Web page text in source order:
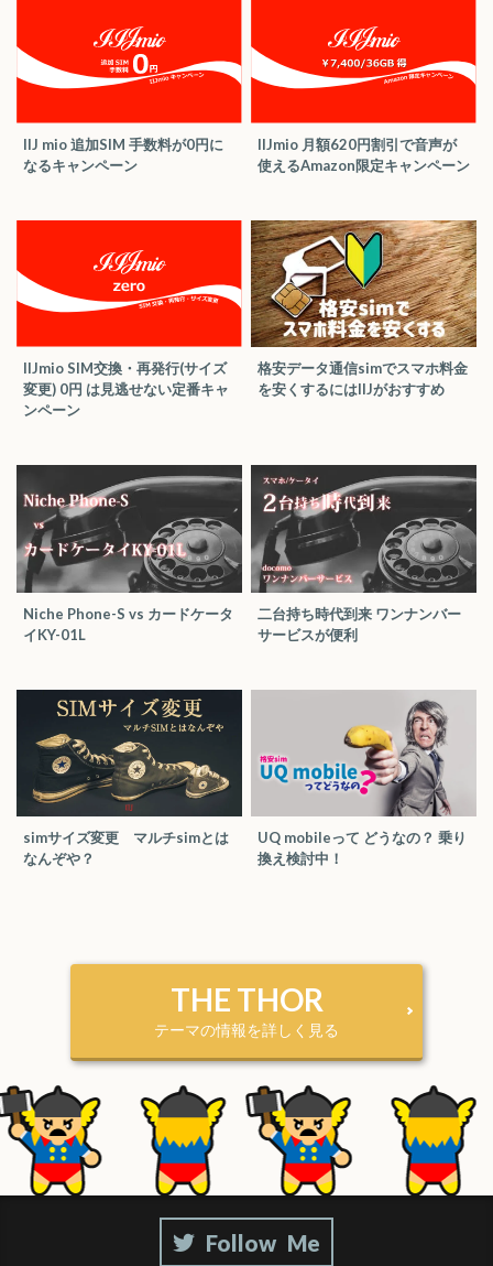
IIJ mio 追加SIM 手数料が0円に
なるキャンペーン
IIJmio 月額620円割引で音声が
使えるAmazon限定キャンペーン
IIJmio SIM交換・再発行(サイズ
変更) 0円 は見逃せない定番キャ
ンペーン
格安データ通信simでスマホ料金
を安くするにはIIJがおすすめ
Niche Phone-S vs カードケータ
イKY-01L
二台持ち時代到来 ワンナンバー
サービスが便利
simサイズ変更 マルチsimとは
なんぞや？
UQ mobileって どうなの？ 乗り
換え検討中！
THE THOR
テーマの情報を詳しく見る